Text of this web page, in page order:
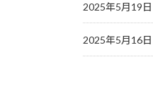
2025年5月19日
2025年5月16日